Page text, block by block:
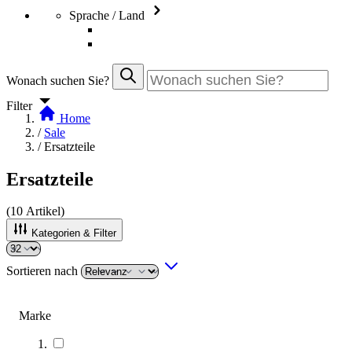
Sprache / Land
Wonach suchen Sie?
Filter
Marke
Home
/ Sale
/ Ersatzteile
Ersatzteile
(10 Artikel)
Kategorien & Filter
Sortieren nach